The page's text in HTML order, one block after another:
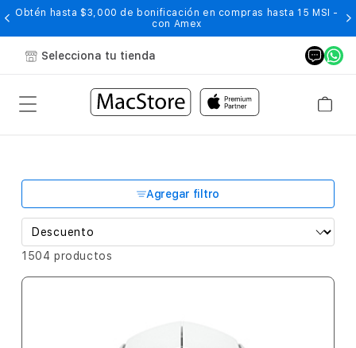
Obtén hasta $3,000 de bonificación en compras hasta 15 MSI -
con Amex
Selecciona tu tienda
Agregar filtro
1504 productos